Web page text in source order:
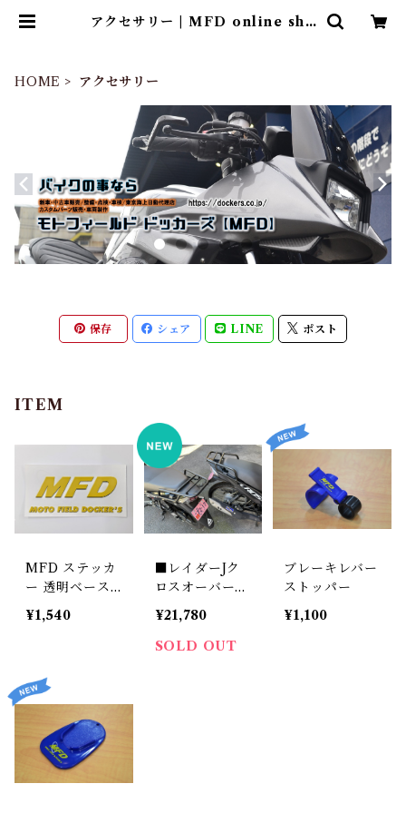
アクセサリー | MFD online sho
HOME アクセサリー
保存 シェア LINE ポスト
ITEM
MFD ステッカ
ー 透明ベース
【2枚セット】
¥1,540
■レイダーJク
ロスオーバー
■Smash Fi /
スマッシュ MF
Dリアキャリア
¥21,780
SOLD OUT
ブレーキレバー
ストッパー
¥1,100